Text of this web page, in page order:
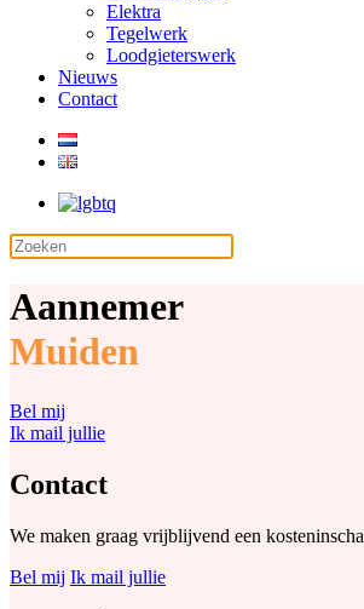
Elektra
Tegelwerk
Loodgieterswerk
Nieuws
Contact
Aannemer
Muiden
Bel mij
Ik mail jullie
Contact
We maken graag vrijblijvend een
Bel mij Ik mail jullie